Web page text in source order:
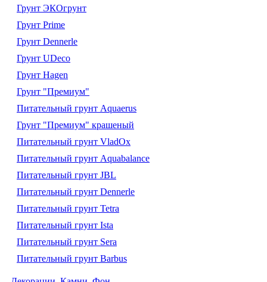
Грунт ЭКОгрунт
Грунт Prime
Грунт Dennerle
Грунт UDeco
Грунт Hagen
Грунт "Премиум"
Питательный грунт Aquaerus
Грунт "Премиум" крашеный
Питательный грунт VladOx
Питательный грунт Aquabalance
Питательный грунт JBL
Питательный грунт Dennerle
Питательный грунт Tetra
Питательный грунт Ista
Питательный грунт Sera
Питательный грунт Barbus